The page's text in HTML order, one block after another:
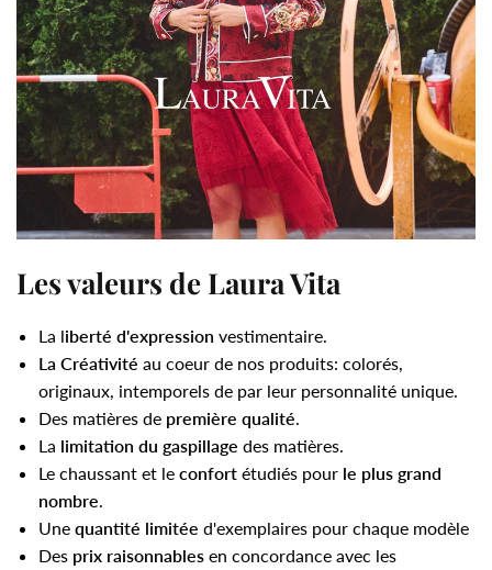
Les valeurs de Laura Vita
La liberté d'expression vestimentaire.
La Créativité au coeur de nos produits: colorés,
originaux, intemporels de par leur personnalité unique.
Des matières de première qualité.
La limitation du gaspillage des matières.
Le chaussant et le confort étudiés pour le plus grand
nombre.
Une quantité limitée d'exemplaires pour chaque modèle
Des prix raisonnables en concordance avec les